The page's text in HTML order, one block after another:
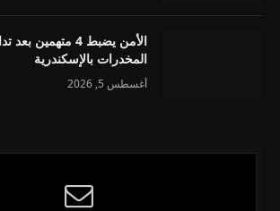
الأمن يضبط 4
المخدرات بالإسكندرية
أغسطس 5, 2026